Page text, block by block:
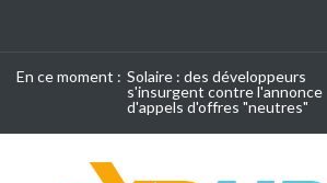
En ce moment : Solaire : des développeurs
s'insurgent contre l'annonce
d'appels d'offres "neutres"